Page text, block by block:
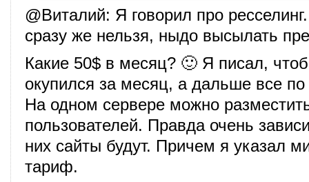
@Виталий: Я говорил про
сразу же нельзя, ныдо высылать
Какие 50$ в месяц? 🙂 Я писал,
окупился за месяц, а дальше все
На одном сервере можно
пользователей. Правда очень
них сайты будут. Причем я указал
тариф.